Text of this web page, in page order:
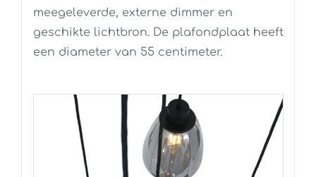
meegeleverde, externe dimmer en
geschikte lichtbron. De plafondplaat heeft
een diameter van 55 centimeter.